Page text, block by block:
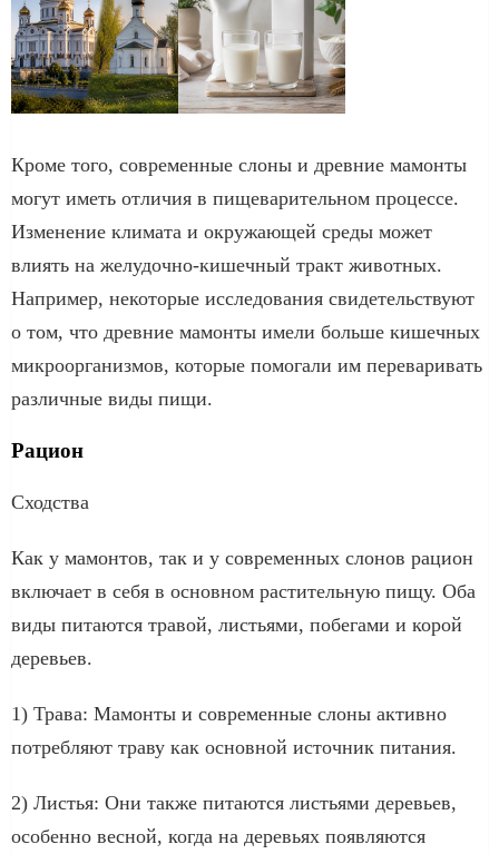
Кроме того, современные слоны и древние мамонты
могут иметь отличия в пищеварительном процессе.
Изменение климата и окружающей среды может
влиять на желудочно-кишечный тракт животных.
Например, некоторые исследования свидетельствуют
о том, что древние мамонты имели больше кишечных
микроорганизмов, которые помогали им переваривать
различные виды пищи.
Рацион
Сходства
Как у мамонтов, так и у современных слонов рацион
включает в себя в основном растительную пищу. Оба
виды питаются травой, листьями, побегами и корой
деревьев.
1) Трава: Мамонты и современные слоны активно
потребляют траву как основной источник питания.
2) Листья: Они также питаются листьями деревьев,
особенно весной, когда на деревьях появляются